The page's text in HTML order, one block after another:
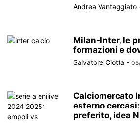
Andrea Vantaggiato
Milan-Inter, le
formazioni e
Salvatore Ciotta -
Calciomercato
esterno
preferito, idea